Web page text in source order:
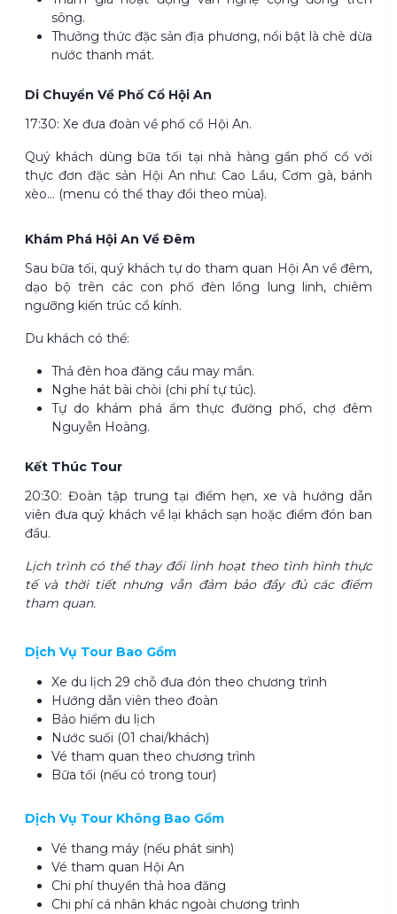
sông.
Thưởng thức đặc sản địa phương, nổi bật là chè dừa
nước thanh mát.
Di Chuyển Về Phố Cổ Hội An
17:30: Xe đưa đoàn về phố cổ Hội An.
Quý khách dùng bữa tối tại nhà hàng gần phố cổ với
thực đơn đặc sản Hội An như: Cao Lầu, Cơm gà, bánh
xèo… (menu có thể thay đổi theo mùa).
Khám Phá Hội An Về Đêm
Sau bữa tối, quý khách tự do tham quan Hội An về đêm,
dạo bộ trên các con phố đèn lồng lung linh, chiêm
ngưỡng kiến trúc cổ kính.
Du khách có thể:
Thả đèn hoa đăng cầu may mắn.
Nghe hát bài chòi (chi phí tự túc).
Tự do khám phá ẩm thực đường phố, chợ đêm
Nguyễn Hoàng.
Kết Thúc Tour
20:30: Đoàn tập trung tại điểm hẹn, xe và hướng dẫn
viên đưa quý khách về lại khách sạn hoặc điểm đón ban
đầu.
Lịch trình có thể thay đổi linh hoạt theo tình hình thực
tế và thời tiết nhưng vẫn đảm bảo đầy đủ các điểm
tham quan.
Dịch Vụ Tour Bao Gồm
Xe du lịch 29 chỗ đưa đón theo chương trình
Hướng dẫn viên theo đoàn
Bảo hiểm du lịch
Nước suối (01 chai/khách)
Vé tham quan theo chương trình
Bữa tối (nếu có trong tour)
Dịch Vụ Tour Không Bao Gồm
Vé thang máy (nếu phát sinh)
Vé tham quan Hội An
Chi phí thuyền thả hoa đăng
Chi phí cá nhân khác ngoài chương trình